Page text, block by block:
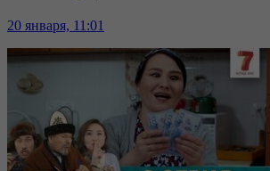
20 января, 11:01